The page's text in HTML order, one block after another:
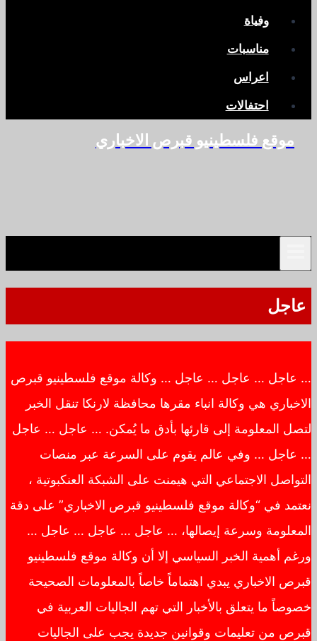
وفياة
مناسبات
اعراس
احتفالات
موقع فلسطينيو قبرص الاخباري
عاجل
… عاجل … عاجل … عاجل … وكالة موقع فلسطينيو قبرص
الاخباري هي وكالة انباء مقرها محافظة لارنكا تنقل الخبر
لتصل المعلومة إلى قارئها بأدق ما يُمكن. … عاجل … عاجل
… عاجل … وفي عالم يقوم على السرعة عبر منصات
التواصل الاجتماعي التي هيمنت على الشبكة العنكبوتية ،
نعتمد في “وكالة موقع فلسطينيو قبرص الاخباري” على دقة
المعلومة وسرعة إيصالها، … عاجل … عاجل … عاجل …
ورغم أهمية الخبر السياسي إلا أن وكالة موقع فلسطينيو
قبرص الاخباري يبدي اهتماماً خاصاً بالمعلومات الصحيحة
خصوصاً ما يتعلق بالأخبار التي تهم الجاليات العربية في
قبرص من تعليمات وقوانين جديدة يجب على الجاليات